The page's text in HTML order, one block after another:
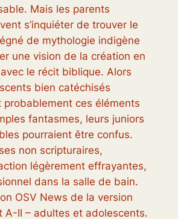
Mais les parents
s’inquiéter de trouver le
de mythologie indigène
une vision de la création en
le récit biblique. Alors
bien catéchisés
probablement ces éléments
fantasmes, leurs juniors
pourraient être confus.
non scripturaires,
légèrement effrayantes,
dans la salle de bain.
OSV News de la version
A-II – adultes et adolescents.